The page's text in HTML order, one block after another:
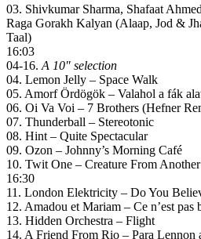
03. Shivkumar Sharma, Shafaat
Raga Gorakh Kalyan (Alaap, Jod &
Taal)
16:03
04-16. A 10″ selection
04. Lemon Jelly – Space Walk
05. Amorf Ördögök – Valahol a fák
06. Oi Va Voi – 7 Brothers (Hefner
07. Thunderball – Stereotonic
08. Hint – Quite Spectacular
09. Ozon – Johnny’s Morning Café
10. Twit One – Creature From
16:30
11. London Elektricity – Do You
12. Amadou et Mariam – Ce n’est
13. Hidden Orchestra – Flight
14. A Friend From Rio – Para Lennon